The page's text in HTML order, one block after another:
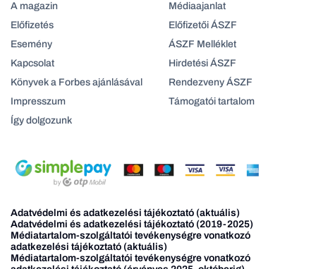
A magazin
Előfizetés
Esemény
Kapcsolat
Könyvek a Forbes ajánlásával
Impresszum
Így dolgozunk
Médiaajanlat
Előfizetői ÁSZF
ÁSZF Melléklet
Hirdetési ÁSZF
Rendezveny ÁSZF
Támogatói tartalom
Adatvédelmi és adatkezelési tájékoztató (aktuális)
Adatvédelmi és adatkezelési tájékoztató (2019-2025)
Médiatartalom-szolgáltatói tevékenységre vonatkozó
adatkezelési tájékoztató (aktuális)
Médiatartalom-szolgáltatói tevékenységre vonatkozó